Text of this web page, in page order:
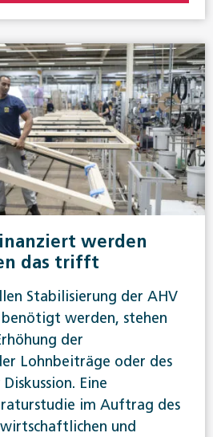
werden
das trifft
Stabilisierung der AHV
werden, stehen
der
Lohnbeiträge oder des
Eine
im Auftrag des
und